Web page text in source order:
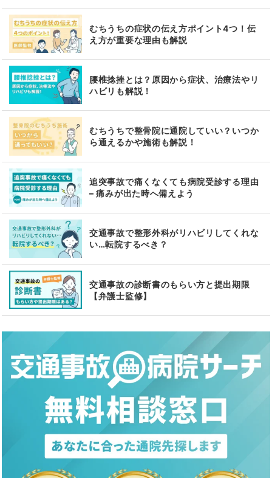
むちうちの症状の伝え方ポイント4つ！伝
え方が重要な理由も解説
腰椎捻挫とは？原因から症状、治療法やリ
ハビリも解説！
むちうちで整骨院に通院していい？いつか
ら通えるかや施術も解説！
追突事故で痛くなくても病院受診する理由
– 痛みが出た時へ備えよう
交通事故で整形外科がリハビリしてくれな
い…転院するべき？
交通事故の診断書のもらい方と提出期限
【弁護士監修】